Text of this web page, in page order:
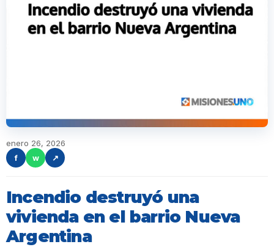
enero 26, 2026
f
w ↗
Incendio destruyó una
vivienda en el barrio Nueva
Argentina